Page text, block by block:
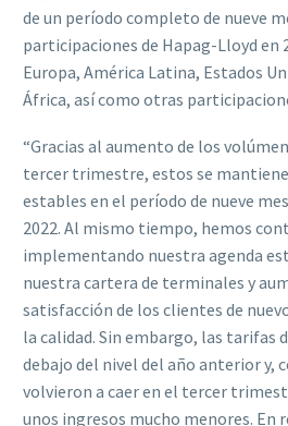
de un período completo de nueve
participaciones de Hapag-Lloyd en
Europa, América Latina, Estados
África, así como otras
“Gracias al aumento de los
tercer trimestre, estos se
estables en el período de nueve
2022. Al mismo tiempo, hemos
implementando nuestra agenda
nuestra cartera de terminales y
satisfacción de los clientes de
la calidad. Sin embargo, las tarifas
debajo del nivel del año anterior y,
volvieron a caer en el tercer
unos ingresos mucho menores. En